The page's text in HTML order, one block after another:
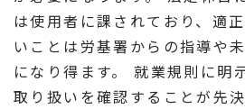
は使用者に課されており、適
いことは労基署からの指導や
になり得ます。 就業規則に明
取り扱いを確認することが先決